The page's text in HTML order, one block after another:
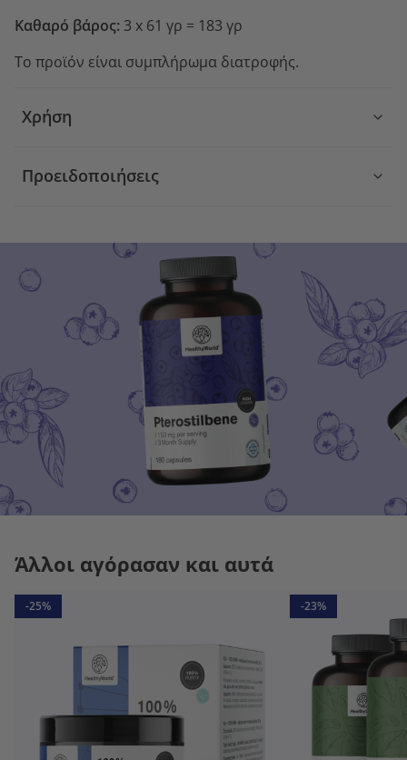
Καθαρό βάρος: 3 x 61 γρ = 183 γρ
Το προϊόν είναι συμπλήρωμα διατροφής.
Χρήση
Προειδοποιήσεις
Άλλοι αγόρασαν και αυτά
-25% -23%